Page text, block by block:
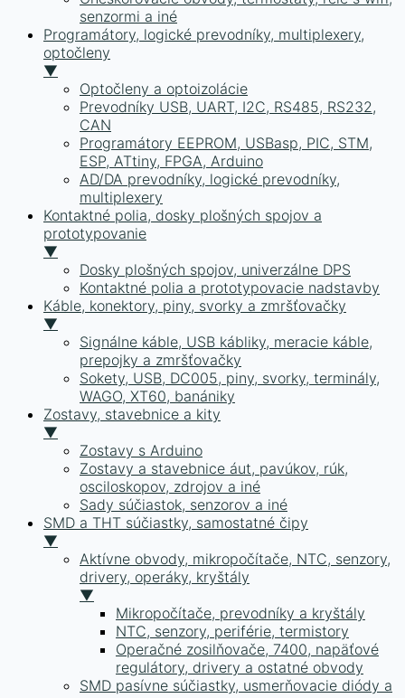
senzormi a iné
Programátory, logické prevodníky, multiplexery,
optočleny
▼
Optočleny a optoizolácie
Prevodníky USB, UART, I2C, RS485, RS232,
CAN
Programátory EEPROM, USBasp, PIC, STM,
ESP, ATtiny, FPGA, Arduino
AD/DA prevodníky, logické prevodníky,
multiplexery
Kontaktné polia, dosky plošných spojov a
prototypovanie
▼
Dosky plošných spojov, univerzálne DPS
Kontaktné polia a prototypovacie nadstavby
Káble, konektory, piny, svorky a zmršťovačky
▼
Signálne káble, USB kábliky, meracie káble,
prepojky a zmršťovačky
Sokety, USB, DC005, piny, svorky, terminály,
WAGO, XT60, banániky
Zostavy, stavebnice a kity
▼
Zostavy s Arduino
Zostavy a stavebnice áut, pavúkov, rúk,
osciloskopov, zdrojov a iné
Sady súčiastok, senzorov a iné
SMD a THT súčiastky, samostatné čipy
▼
Aktívne obvody, mikropočítače, NTC, senzory,
drivery, operáky, kryštály
▼
Mikropočítače, prevodníky a kryštály
NTC, senzory, periférie, termistory
Operačné zosilňovače, 7400, napäťové
regulátory, drivery a ostatné obvody
SMD pasívne súčiastky, usmerňovacie diódy a